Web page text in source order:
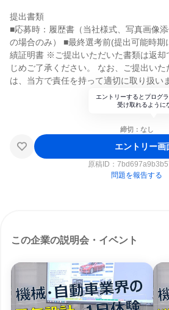
提出書類
■応募時：履歴書（当社様式、写真画像
の場合のみ） ■最終選考前(提出可能時
績証明書 ※ご提出いただいた書類は返却
じめご了承ください。 なお、ご提出い
は、当方で責任を持って適切に取り扱い
エントリーするとプログ
受け取れるように
締切：なし
エントリー画
原稿ID：
問題を報告する
この企業の説明会・イベント